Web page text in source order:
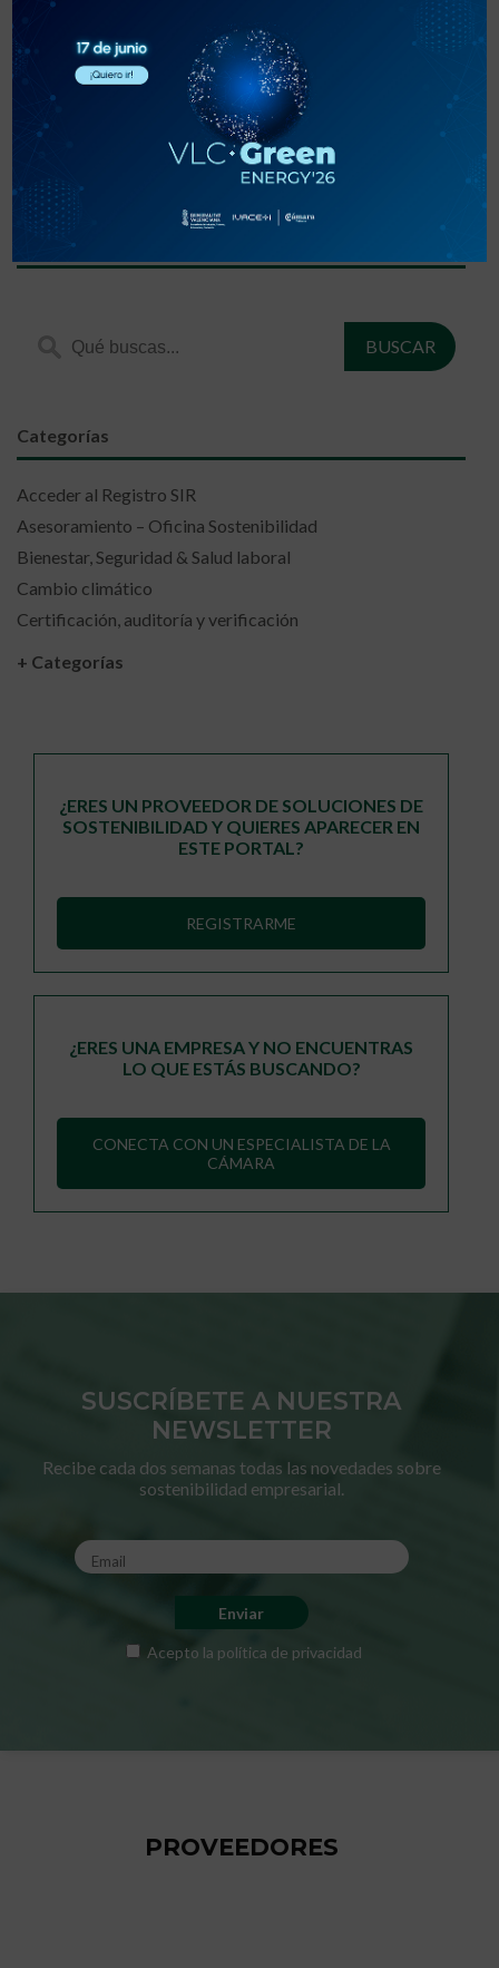
« 1 2 3 ›
Encuentra lo que estás buscando
Categorías
Acceder al Registro SIR
Asesoramiento – Oficina Sostenibilidad
Bienestar, Seguridad & Salud laboral
Cambio climático
Certificación, auditoría y verificación
+ Categorías
¿ERES UN PROVEEDOR DE SOLUCIONES DE
SOSTENIBILIDAD Y QUIERES APARECER EN
ESTE PORTAL?
REGISTRARME
¿ERES UNA EMPRESA Y NO ENCUENTRAS
LO QUE ESTÁS BUSCANDO?
CONECTA CON UN ESPECIALISTA DE LA
CÁMARA
SUSCRÍBETE A NUESTRA
NEWSLETTER
Recibe cada dos semanas todas las novedades sobre
sostenibilidad empresarial.
Acepto la política de privacidad
PROVEEDORES